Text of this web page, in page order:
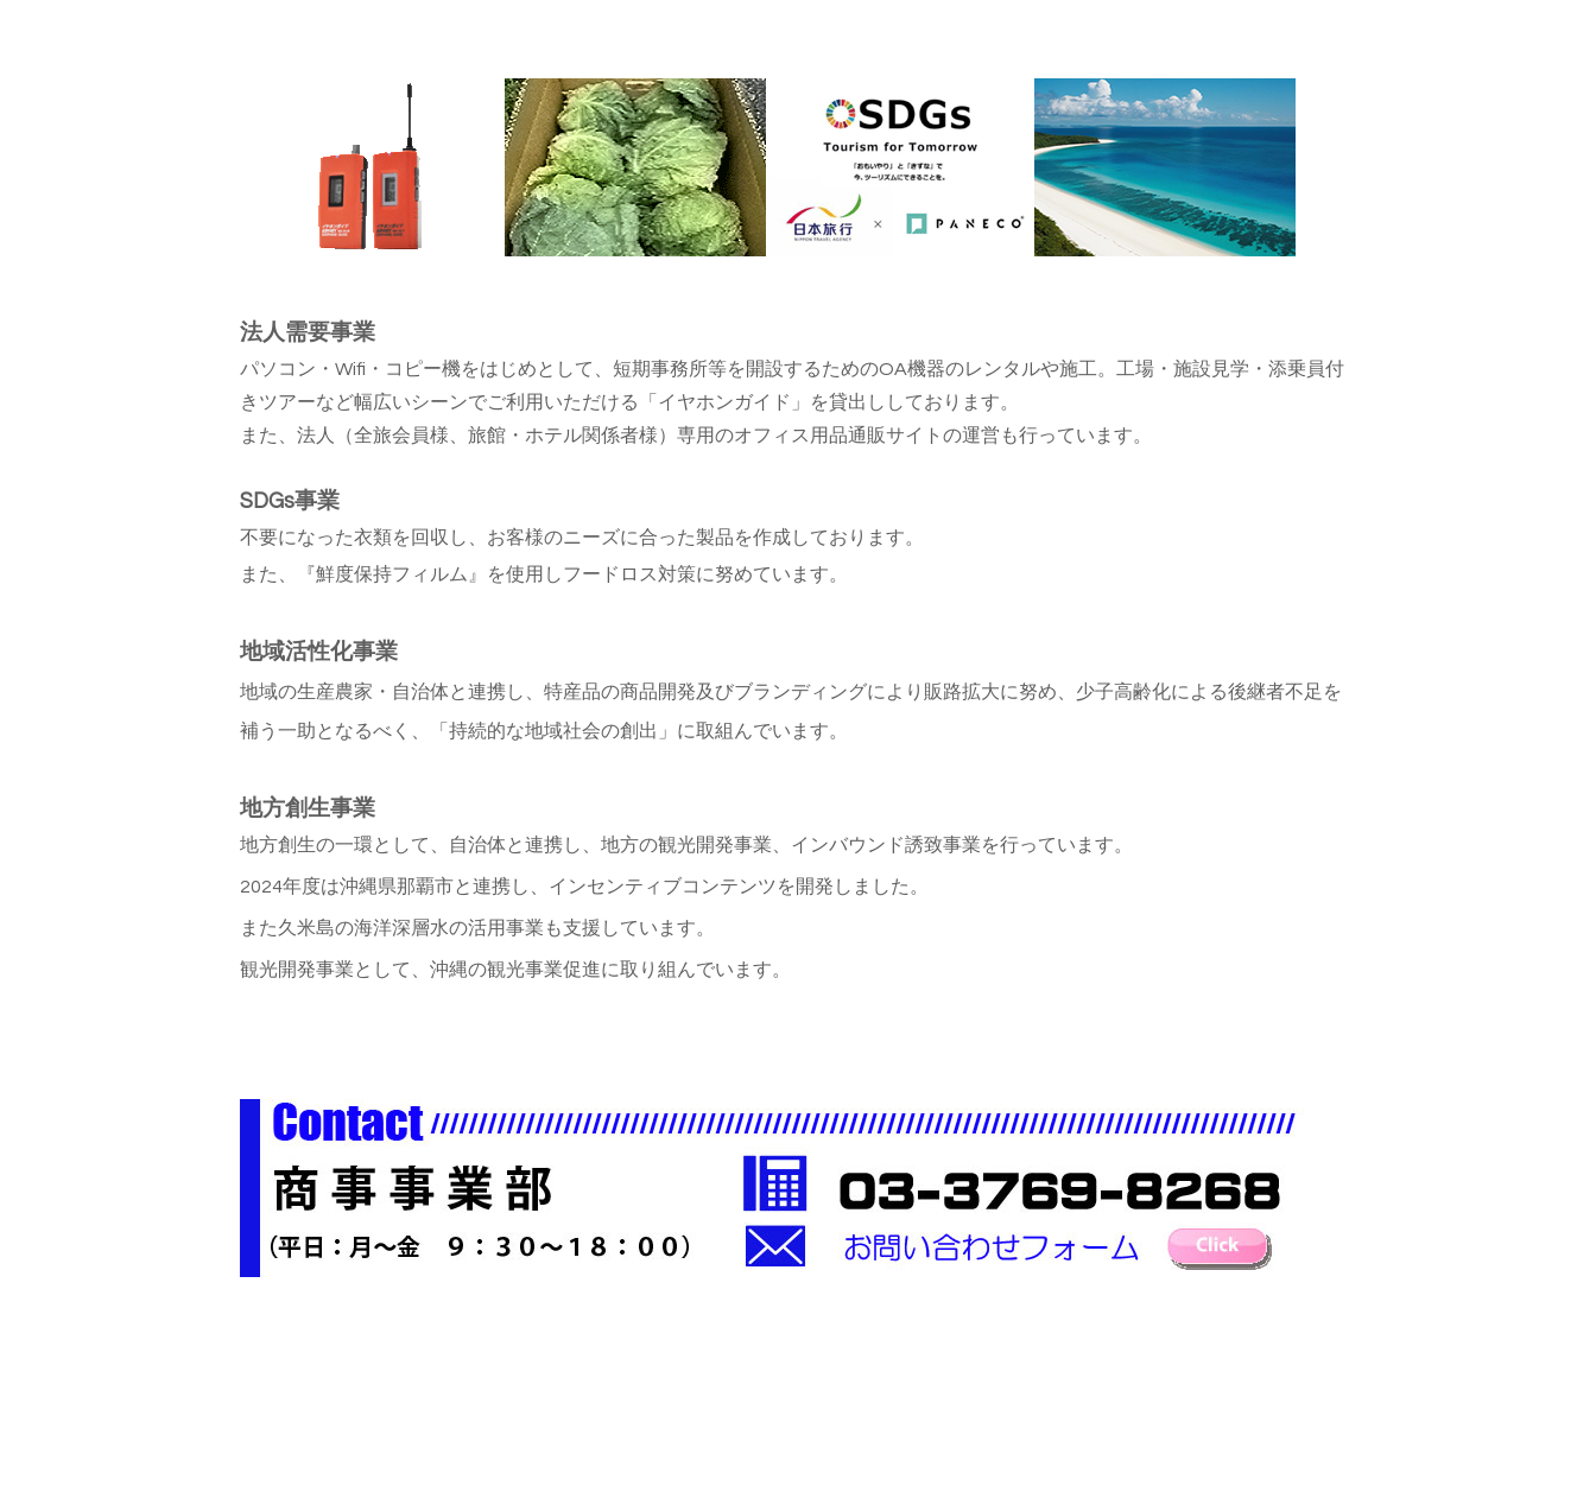
法人需要事業
パソコン・Wifi・コピー機をはじめとして、短期事務所等を開設するためのOA機器のレンタルや施工。工場・施設見学・添乗員付
きツアーなど幅広いシーンでご利用いただける「イヤホンガイド」を貸出ししております。
また、法人（全旅会員様、旅館・ホテル関係者様）専用のオフィス用品通販サイトの運営も行っています。
SDGs事業
不要になった衣類を回収し、お客様のニーズに合った製品を作成しております。
また、『鮮度保持フィルム』を使用しフードロス対策に努めています。
地域活性化事業
地域の生産農家・自治体と連携し、特産品の商品開発及びブランディングにより販路拡大に努め、少子高齢化による後継者不足を
補う一助となるべく、「持続的な地域社会の創出」に取組んでいます。
地方創生事業
地方創生の一環として、自治体と連携し、地方の観光開発事業、インバウンド誘致事業を行っています。
2024年度は沖縄県那覇市と連携し、インセンティブコンテンツを開発しました。
また久米島の海洋深層水の活用事業も支援しています。
観光開発事業として、沖縄の観光事業促進に取り組んでいます。